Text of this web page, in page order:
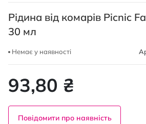
зображень
Рідина від комарів Picnic
30 мл
Немає у наявності
93,80 ₴
Повідомити про наявність